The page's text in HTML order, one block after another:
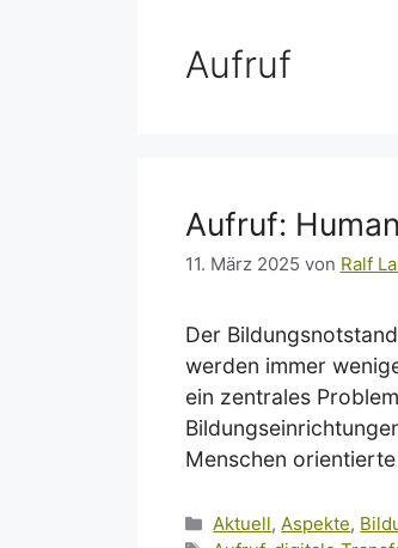
Aufruf
Aufruf:
11. März 2025 von Ralf
Der
werden immer
ein zentrales
Menschen
Kategorien
Aktuell,Aspekte,